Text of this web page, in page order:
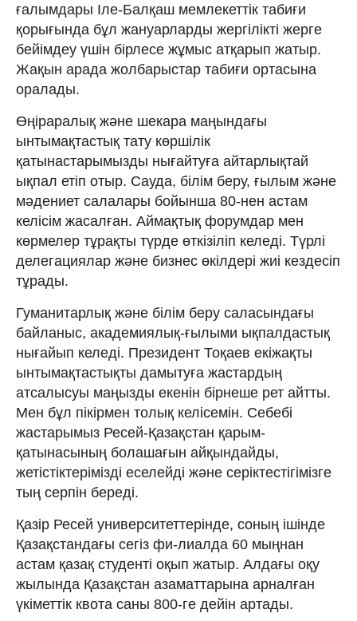
ғалымдары Іле-Балқаш мемлекеттік табиғи
қорығында бұл жануарларды жергілікті жерге
бейімдеу үшін бірлесе жұмыс атқарып жатыр.
Жақын арада жолбарыстар табиғи ортасына
оралады.
Өңіраралық және шекара маңын­дағы
ынтымақтастық тату көршілік
қатынастарымызды нығайтуға айтарлықтай
ықпал етіп отыр. Сауда, білім беру, ғылым және
мәдениет салалары бойынша 80-нен астам
келісім жасалған. Аймақтық форумдар мен
көрмелер тұрақты түрде өткізіліп келеді. Түрлі
делегациялар және бизнес өкілдері жиі кездесіп
тұрады.
Гуманитарлық және білім беру саласындағы
байланыс, академиялық-ғылыми ықпалдастық
нығайып келеді. Прези­дент Тоқаев екіжақты
ынтымақтас­тықты дамытуға жастардың
атсалысуы маңызды екенін бірнеше рет айтты.
Мен бұл пікірмен толық келісемін. Себебі
жастарымыз Ресей-Қазақстан қарым-
қатынасының болашағын айқын­дайды,
жетістіктерімізді еселейді және серіктестігімізге
тың серпін береді.
Қазір Ресей университеттерінде, соның ішінде
Қазақстандағы сегіз фи-лиалда 60 мыңнан
астам қазақ студенті оқып жатыр. Алдағы оқу
жылында Қазақстан азаматтарына арналған
үкіметтік квота саны 800-ге дейін артады.